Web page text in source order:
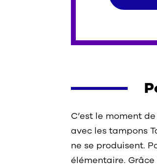
C’est le moment
avec les tampons
ne se produisent.
élémentaire.